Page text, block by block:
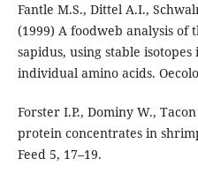
Fantle M.S., Dittel A.I.,
(1999) A foodweb analysis of
sapidus, using stable
individual amino acids.
Forster I.P., Dominy W.,
protein concentrates in
Feed 5, 17–19.